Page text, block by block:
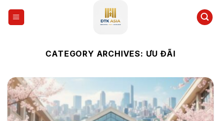
CATEGORY ARCHIVES: ƯU ĐÃI